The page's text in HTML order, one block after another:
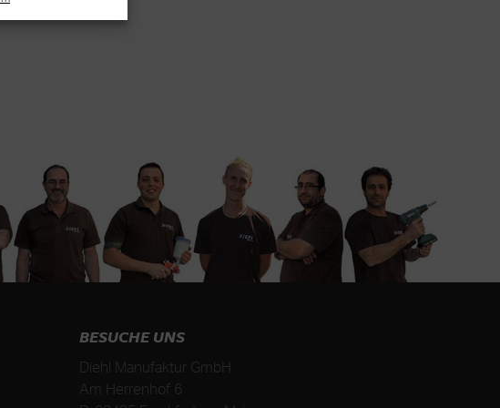
BESUCHE UNS
Diehl Manufaktur GmbH
Am Herrenhof 6